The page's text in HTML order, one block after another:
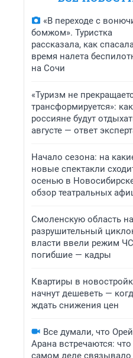
«В переходе с
бомжом». Туристка
рассказала, как
время налета
на Сочи
«Туризм не
трансформируется»: как
россияне будут
августе — ответ
Начало сезона: на
новые спектакли
осенью в
обзор театральных
Смоленскую область
разрушительный
власти ввели режим
погибшие — кадры
Квартиры в
начнут дешеветь —
ждать снижения цен
Все думали, что
Арана встречаются:
самом деле